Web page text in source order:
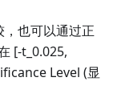
也可以通过正
[-t_ 0.025,
Level (显